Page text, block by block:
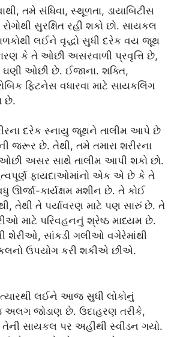
તમે સંધિવા, સ્થૂળતા, ડાયાબિટીસ
સુરક્ષિત રહી શકો છો. સાયકલ
લઈને વૃદ્ધો સુધી દરેક વય જૂથ
કે તે ઓછી અસરવાળી પ્રવૃત્તિ છે,
ઓછી છે. ઈજાના. શક્તિ,
ફિટનેસ વધારવા માટે સાયકલિંગ
છે.
દરેક સ્નાયુ જૂથને તાલીમ આપે છે
જરૂર છે. તેથી, તમે તમારા શરીરના
અસર સાથે તાલીમ આપી શકો છો.
ફાયદાઓમાંનો એક એ છે કે તે
ઊર્જા-કાર્યક્ષમ મશીન છે. તે કોઈ
તેથી તે પર્યાવરણ માટે પણ સારું છે. તે
માટે પરિવહનનું શ્રેષ્ઠ માધ્યમ છે.
શેરીઓ, સાંકડી ગલીઓ વગેરેમાંથી
ઉપયોગ કરી શકીએ છીએ.
લઈને આજ સુધી લોકોનું
જોડાણ છે. ઉદાહરણ તરીકે,
સાયકલ પર અહીંથી સ્વીડન ગયો.